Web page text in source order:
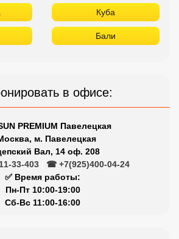
Куба
Бали
в офисе:
PREMIUM Павелецкая
м. Павелецкая
Вал, 14 оф. 208
33-403
☎ +7(925)400-04-24
✅ Время работы:
Пн-Пт 10:00-19:00
Сб-Вс 11:00-16:00